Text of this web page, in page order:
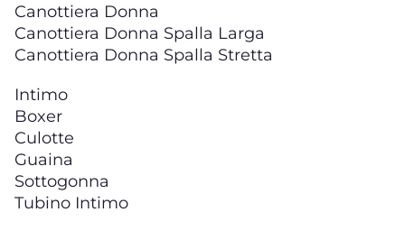
Canottiera Donna
Canottiera Donna Spalla Larga
Canottiera Donna Spalla Stretta
Intimo
Boxer
Culotte
Guaina
Sottogonna
Tubino Intimo